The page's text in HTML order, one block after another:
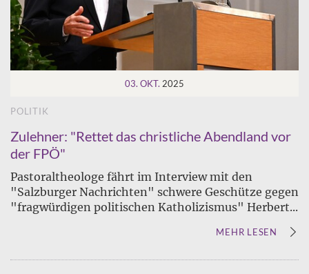
03. OKT. 2025
POLITIK
Zulehner: "Rettet das christliche Abendland vor
der FPÖ"
Pastoraltheologe fährt im Interview mit den
"Salzburger Nachrichten" schwere Geschütze gegen
"fragwürdigen politischen Katholizismus" Herbert...
MEHR LESEN